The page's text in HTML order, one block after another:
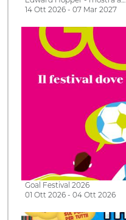
14 Ott 2026 - 07 Mar 2027
Goal Festival 2026
01 Ott 2026 - 04 Ott 2026